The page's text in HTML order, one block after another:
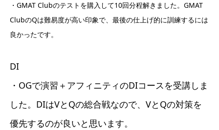
・GMAT Clubのテストを購入して10回分程解きました。GMAT
ClubのQは難易度が高い印象で、最後の仕上げ的に訓練するには
良かったです。
DI
・OGで演習＋アフィニティのDIコースを受講しま
した。DIはVとQの総合戦なので、VとQの対策を
優先するのが良いと思います。